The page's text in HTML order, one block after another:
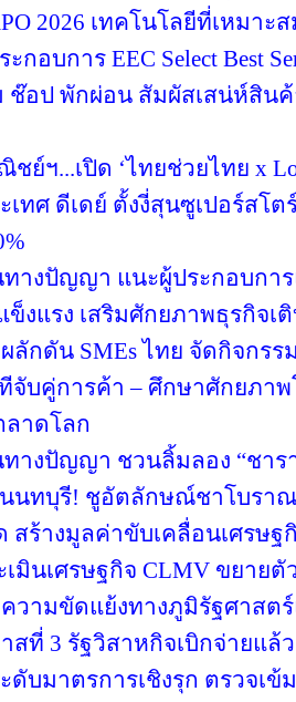
2026 เทคโนโลยีที่เหมา
ะกอบการ EEC Select Best
ช๊อป พักผ่อน สัมผัสเสน่ห์สิน
ย์ฯ...เปิด ‘ไทยช่วยไทย x
เทศ ดีเดย์ ตั้งงี่สุนซูเปอร์สโ
างปัญญา แนะผู้ประกอบกา
งแรง เสริมศักยภาพธุรกิจเ
ลักดัน SMEs ไทย จัดกิจกรร
ทีจับคู่การค้า – ศึกษาศักยภา
าดโลก
างปัญญา ชวนลิ้มลอง “ชารา
นทบุรี! ชูอัตลักษณ์ชาโบรา
ด สร้างมูลค่าขับเคลื่อนเศรษ
เมินเศรษฐกิจ CLMV ขยาย
วามขัดแย้งทางภูมิรัฐศาสต
สที่ 3 รัฐวิสาหกิจเบิกจ่ายแล้
บมาตรการเชิงรุก ตรวจเ